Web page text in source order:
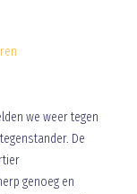
we weer tegen
De
genoeg en